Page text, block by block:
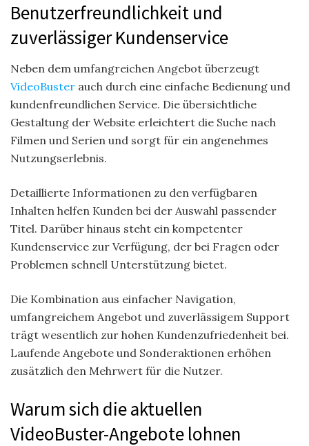
Benutzerfreundlichkeit und
zuverlässiger Kundenservice
Neben dem umfangreichen Angebot überzeugt
VideoBuster auch durch eine einfache Bedienung und
kundenfreundlichen Service. Die übersichtliche
Gestaltung der Website erleichtert die Suche nach
Filmen und Serien und sorgt für ein angenehmes
Nutzungserlebnis.
Detaillierte Informationen zu den verfügbaren
Inhalten helfen Kunden bei der Auswahl passender
Titel. Darüber hinaus steht ein kompetenter
Kundenservice zur Verfügung, der bei Fragen oder
Problemen schnell Unterstützung bietet.
Die Kombination aus einfacher Navigation,
umfangreichem Angebot und zuverlässigem Support
trägt wesentlich zur hohen Kundenzufriedenheit bei.
Laufende Angebote und Sonderaktionen erhöhen
zusätzlich den Mehrwert für die Nutzer.
Warum sich die aktuellen
VideoBuster-Angebote lohnen